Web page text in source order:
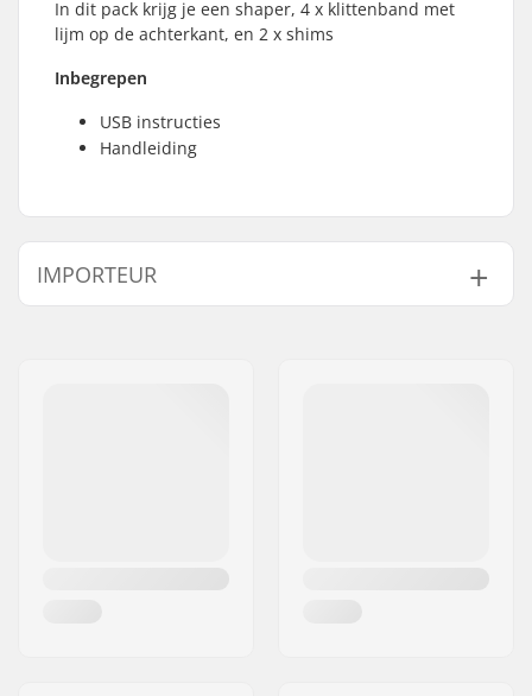
In dit pack krijg je een shaper, 4 x klittenband met
lijm op de achterkant, en 2 x shims
Inbegrepen
USB instructies
Handleiding
IMPORTEUR